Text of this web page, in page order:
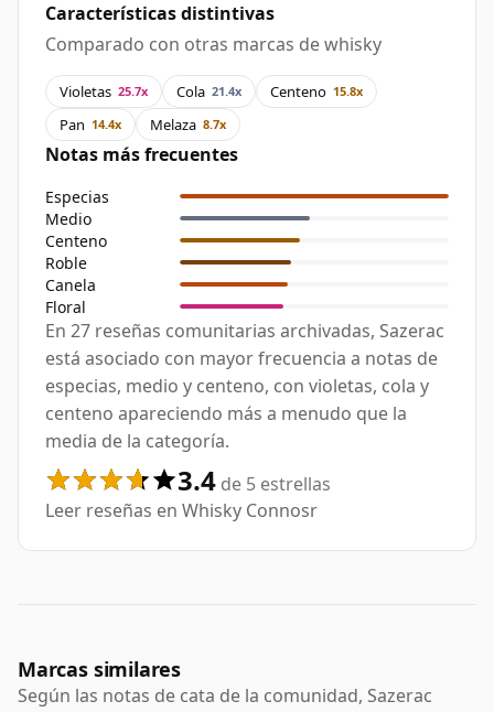
Características distintivas
Comparado con otras marcas de whisky
Violetas 25.7x Cola 21.4x Centeno 15.8x
Pan 14.4x Melaza 8.7x
Notas más frecuentes
Especias
Medio
Centeno
Roble
Canela
Floral
En 27 reseñas comunitarias archivadas, Sazerac
está asociado con mayor frecuencia a notas de
especias, medio y centeno, con violetas, cola y
centeno apareciendo más a menudo que la
media de la categoría.
3.4 de 5 estrellas
Leer reseñas en Whisky Connosr
Marcas similares
Según las notas de cata de la comunidad, Sazerac